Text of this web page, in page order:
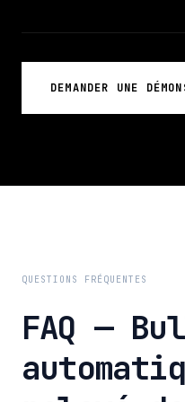
DEMANDER UNE
QUESTIONS FRÉQUENTES
FAQ —